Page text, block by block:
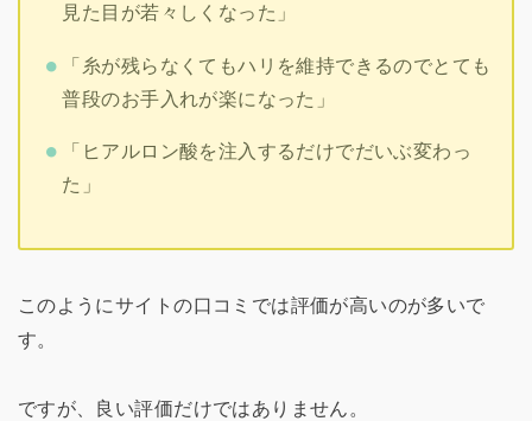
見た目が若々しくなった」
「糸が残らなくてもハリを維持できるのでとても
普段のお手入れが楽になった」
「ヒアルロン酸を注入するだけでだいぶ変わっ
た」
このようにサイトの口コミでは評価が高いのが多いで
す。
ですが、良い評価だけではありません。